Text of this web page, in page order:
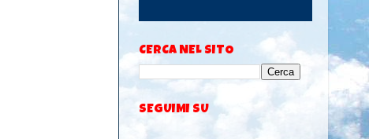
CERCA NEL SITO
SEGUIMI SU